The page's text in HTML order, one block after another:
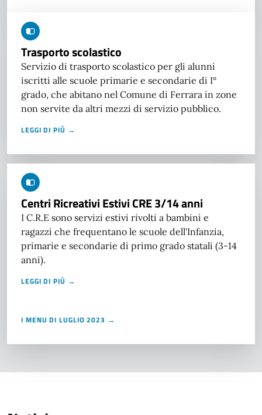
Trasporto scolastico
Servizio di trasporto scolastico per gli alunni
iscritti alle scuole primarie e secondarie di I°
grado, che abitano nel Comune di Ferrara in zone
non servite da altri mezzi di servizio pubblico.
LEGGI DI PIÙ →
Centri Ricreativi Estivi CRE 3/14 anni
I C.R.E sono servizi estivi rivolti a bambini e
ragazzi che frequentano le scuole dell'Infanzia,
primarie e secondarie di primo grado statali (3-14
anni).
LEGGI DI PIÙ →
I MENU DI LUGLIO 2023 →